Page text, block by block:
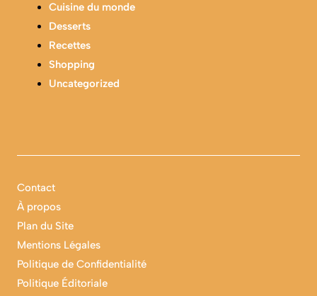
Cuisine du monde
Desserts
Recettes
Shopping
Uncategorized
Contact
À propos
Plan du Site
Mentions Légales
Politique de Confidentialité
Politique Éditoriale